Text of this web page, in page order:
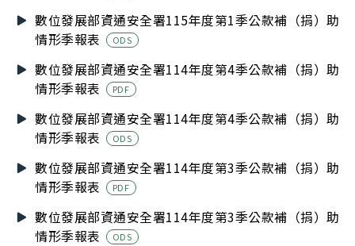
數位發展部資通安全署115年度第1季公款補（捐）助
情形季報表
ODS
數位發展部資通安全署114年度第4季公款補（捐）助
情形季報表
PDF
數位發展部資通安全署114年度第4季公款補（捐）助
情形季報表
ODS
數位發展部資通安全署114年度第3季公款補（捐）助
情形季報表
PDF
數位發展部資通安全署114年度第3季公款補（捐）助
情形季報表
ODS